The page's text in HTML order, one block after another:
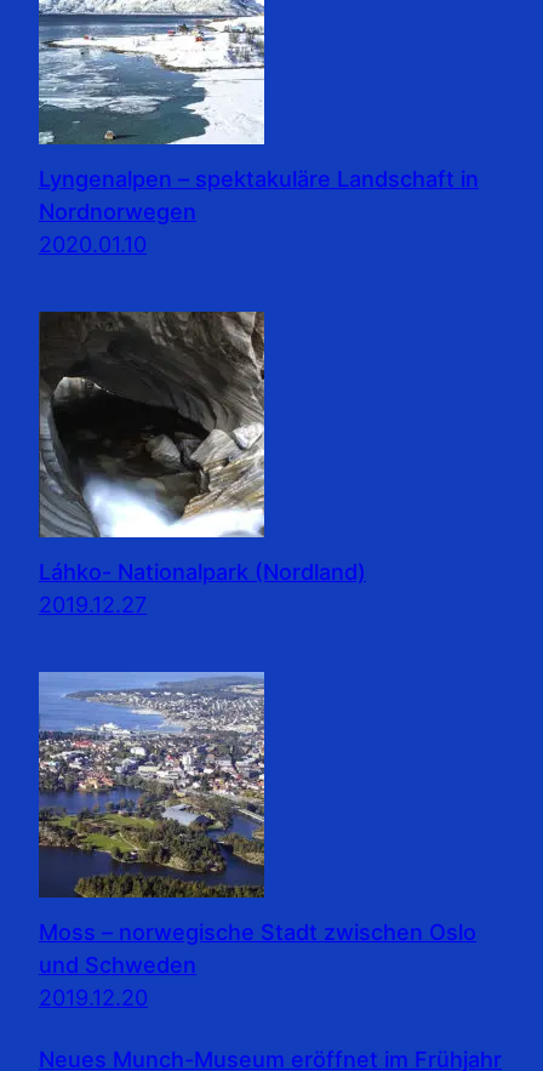
Lyngenalpen – spektakuläre Landschaft in
Nordnorwegen
2020.01.10
Láhko- Nationalpark (Nordland)
2019.12.27
Moss – norwegische Stadt zwischen Oslo
und Schweden
2019.12.20
Neues Munch-Museum eröffnet im Frühjahr